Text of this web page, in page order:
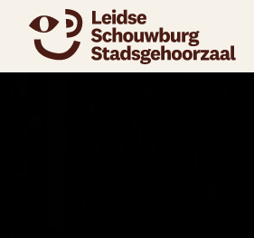
naar agenda